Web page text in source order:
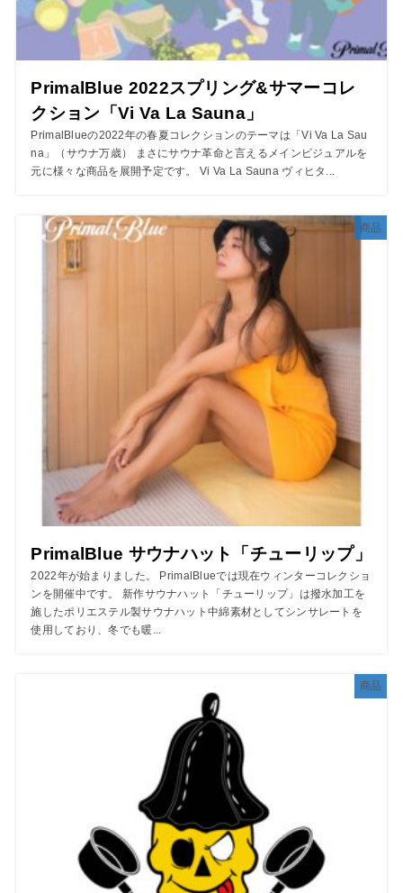
PrimalBlue 2022スプリング&サマーコレ
クション「Vi Va La Sauna」
PrimalBlueの2022年の春夏コレクションのテーマは「Vi Va La Sau
na」（サウナ万歳） まさにサウナ革命と言えるメインビジュアルを
元に様々な商品を展開予定です。 Vi Va La Sauna ヴィヒタ...
商品
PrimalBlue サウナハット「チューリップ」
2022年が始まりました。 PrimalBlueでは現在ウィンターコレクショ
ンを開催中です。 新作サウナハット「チューリップ」は撥水加工を
施したポリエステル製サウナハット中綿素材としてシンサレートを
使用しており、冬でも暖...
商品